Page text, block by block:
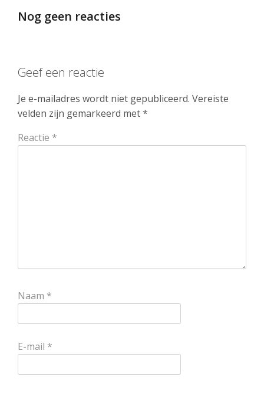
Nog geen reacties
Geef een reactie
Je e-mailadres wordt niet gepubliceerd. Vereiste
velden zijn gemarkeerd met*
Reactie *
Naam *
E-mail *